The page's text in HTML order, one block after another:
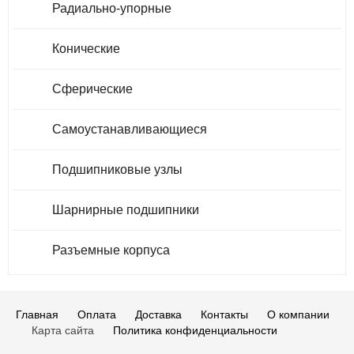
Радиально-упорные
Конические
Сферические
Самоустанавливающиеся
Подшипниковые узлы
Шарнирные подшипники
Разъемные корпуса
Главная Оплата Доставка Контакты
О компании
Карта сайта
Политика конфиденциальности